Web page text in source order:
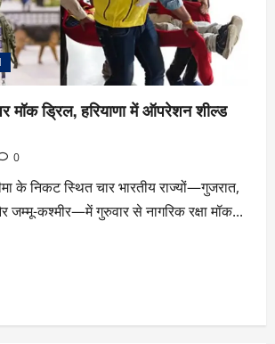
मॉक ड्रिल, हरियाणा में ऑपरेशन शील्ड
0
के निकट स्थित चार भारतीय राज्यों—गुजरात,
जम्मू-कश्मीर—में गुरुवार से नागरिक रक्षा मॉक...